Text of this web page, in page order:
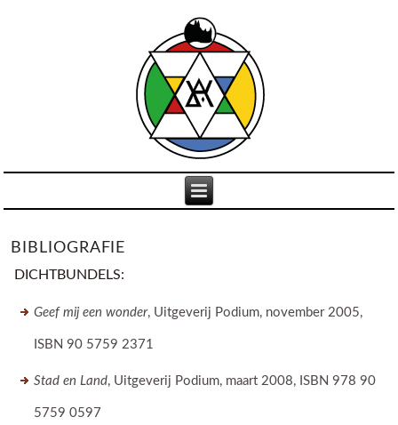
BIBLIOGRAFIE
DICHTBUNDELS:
Geef mij een wonder, Uitgeverij Podium, november 2005,
ISBN 90 5759 2371
Stad en Land, Uitgeverij Podium, maart 2008, ISBN 978 90
5759 0597